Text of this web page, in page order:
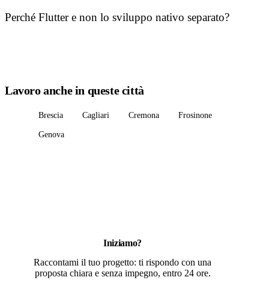
Perché Flutter e non lo sviluppo nativo separato?
Lavoro anche in queste città
Brescia Cagliari Cremona
Frosinone
Genova
Iniziamo?
Raccontami il tuo progetto: ti rispondo con una
proposta chiara e senza impegno, entro 24 ore.